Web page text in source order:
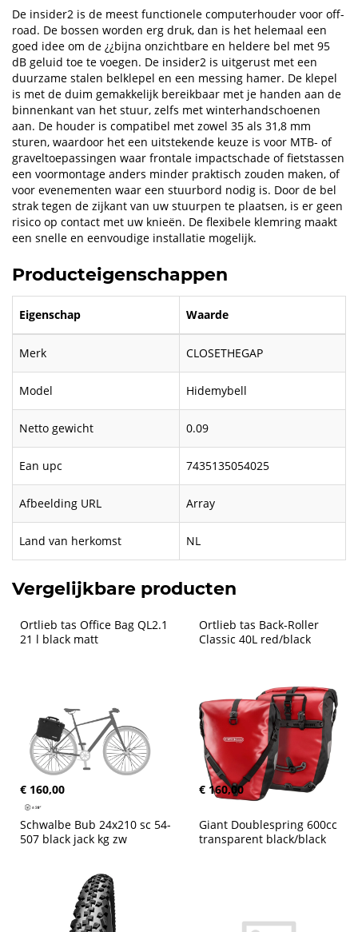
De insider2 is de meest functionele computerhouder voor off-
road. De bossen worden erg druk, dan is het helemaal een
goed idee om de ¿¿bijna onzichtbare en heldere bel met 95
dB geluid toe te voegen. De insider2 is uitgerust met een
duurzame stalen belklepel en een messing hamer. De klepel
is met de duim gemakkelijk bereikbaar met je handen aan de
binnenkant van het stuur, zelfs met winterhandschoenen
aan. De houder is compatibel met zowel 35 als 31,8 mm
sturen, waardoor het een uitstekende keuze is voor MTB- of
graveltoepassingen waar frontale impactschade of fietstassen
een voormontage anders minder praktisch zouden maken, of
voor evenementen waar een stuurbord nodig is. Door de bel
strak tegen de zijkant van uw stuurpen te plaatsen, is er geen
risico op contact met uw knieën. De flexibele klemring maakt
een snelle en eenvoudige installatie mogelijk.
Producteigenschappen
Eigenschap Waarde
Merk CLOSETHEGAP
Model Hidemybell
Netto gewicht 0.09
Ean upc 7435135054025
Afbeelding URL Array
Land van herkomst NL
Vergelijkbare producten
Ortlieb tas Office Bag QL2.1
21 l black matt
€ 160,00
Ortlieb tas Back-Roller
Classic 40L red/black
€ 160,00
Schwalbe Bub 24x210 sc 54-
507 black jack kg zw
Giant Doublespring 600cc
transparent black/black